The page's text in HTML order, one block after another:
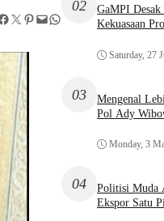
Twitter Pinterest Mail WhatsApp
02
GaMPI Desak
Kekuasaan
Saturday, 27
03
Mengenal
Pol Ady
Monday, 3
04
Politisi Muda
Ekspor Satu